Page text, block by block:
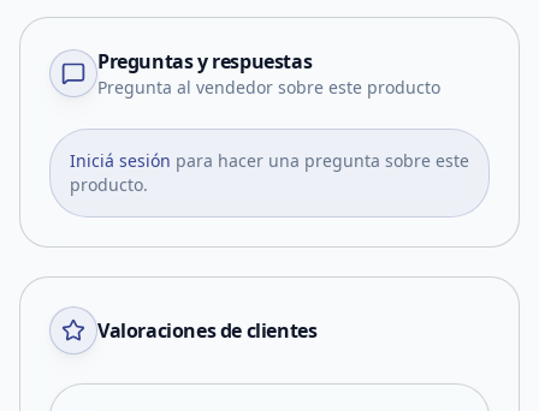
Preguntas y respuestas
Pregunta al vendedor sobre este producto
Iniciá sesión para hacer una pregunta sobre este
producto.
Valoraciones de clientes